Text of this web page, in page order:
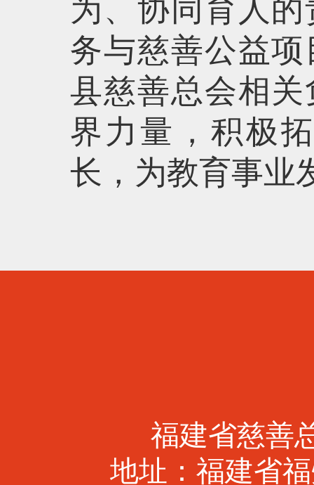
为、协同育人
务与慈善公益
县慈善总会相
界力量，积极
长，为教育事业
福建省慈善
地址：福建省